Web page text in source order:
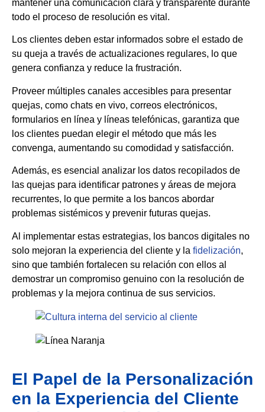
mantener una comunicación clara y transparente durante
todo el proceso de resolución es vital.
Los clientes deben estar informados sobre el estado de
su queja a través de actualizaciones regulares, lo que
genera confianza y reduce la frustración.
Proveer múltiples canales accesibles para presentar
quejas, como chats en vivo, correos electrónicos,
formularios en línea y líneas telefónicas, garantiza que
los clientes puedan elegir el método que más les
convenga, aumentando su comodidad y satisfacción.
Además, es esencial analizar los datos recopilados de
las quejas para identificar patrones y áreas de mejora
recurrentes, lo que permite a los bancos abordar
problemas sistémicos y prevenir futuras quejas.
Al implementar estas estrategias, los bancos digitales no
solo mejoran la experiencia del cliente y la fidelización,
sino que también fortalecen su relación con ellos al
demostrar un compromiso genuino con la resolución de
problemas y la mejora continua de sus servicios.
El Papel de la Personalización
en la Experiencia del Cliente